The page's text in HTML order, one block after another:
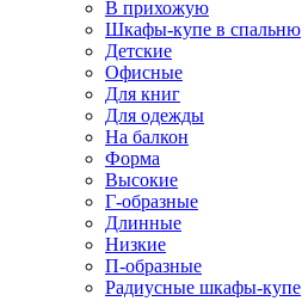
В прихожую
Шкафы-купе в спальню
Детские
Офисные
Для книг
Для одежды
На балкон
Форма
Высокие
Г-образные
Длинные
Низкие
П-образные
Радиусные шкафы-купе